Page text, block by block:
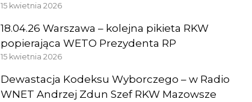
15 kwietnia 2026
18.04.26 Warszawa – kolejna pikieta RKW
popierająca WETO Prezydenta RP
15 kwietnia 2026
Dewastacja Kodeksu Wyborczego – w Radio
WNET Andrzej Zdun Szef RKW Mazowsze